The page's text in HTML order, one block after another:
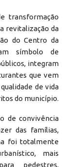
transformação
revitalização da
do Centro da
símbolo de
integram
que vem
de vida
do município.
de convivência
das famílias,
foi totalmente
mais
pedestres,